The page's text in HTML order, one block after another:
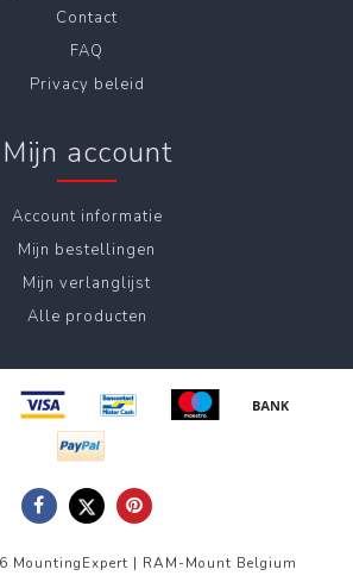
Contact
FAQ
Privacy beleid
Mijn account
Account informatie
Mijn bestellingen
Mijn verlanglijst
Alle producten
MountingExpert | RAM-Mount Belgium